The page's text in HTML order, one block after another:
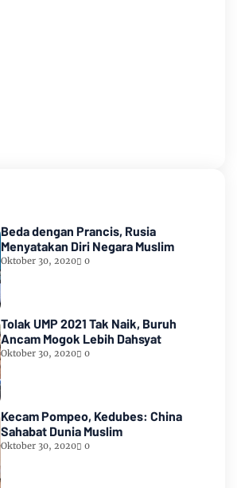
Beda dengan Prancis, Rusia
Menyatakan Diri Negara Muslim
Oktober 30, 2020 0
Tolak UMP 2021 Tak Naik, Buruh
Ancam Mogok Lebih Dahsyat
Oktober 30, 2020 0
Kecam Pompeo, Kedubes: China
Sahabat Dunia Muslim
Oktober 30, 2020 0